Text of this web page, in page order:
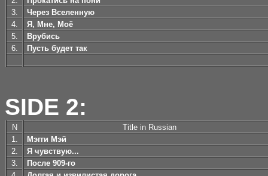
3.
Через Вселенную
4.
Я, Мне, Моё
5.
Врубись
6.
Пусть будет так
SIDE 2:
N
Title in Russian
1.
Мэгги Мэй
2.
Я чувствую...
3.
После 909-го